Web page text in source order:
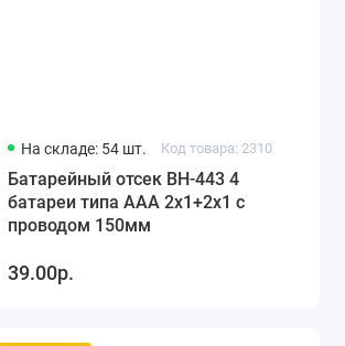
На складе: 54 шт. Код товара: 2310
Батарейный отсек BH-443 4
батареи типа ААА 2x1+2x1 с
проводом 150мм
39.00р.